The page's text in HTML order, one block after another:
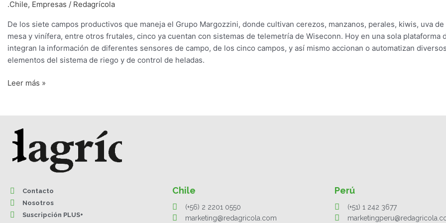
.Chile, Empresas / Redagrícola
De los siete campos productivos que maneja el Grupo Margozzini, donde cultivan cerezos, manzanos, perales, kiwis, uva de
mesa y vinífera, entre otros frutales, cinco ya cuentan con sistemas de telemetría de Wiseconn. Hoy en una sola plataforma
integran la información de diferentes sensores de campo, de los cinco campos, y así mismo accionan o automatizan
elementos del sistema de riego y de control de heladas.
Leer más »
Contacto
Nosotros
Suscripción PLUS+
Chile
(+56) 2 2201 0550
marketing@redagricola.com
Perú
(+51) 1 242 3677